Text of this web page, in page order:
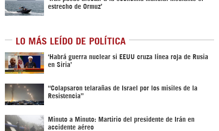
estrecho de Ormuz’
LO MÁS LEÍDO DE POLÍTICA
‎‘Habrá guerra nuclear si EEUU cruza línea roja de Rusia
en Siria’‎
“Colapsaron telarañas de Israel por los misiles de la
Resistencia”
Minuto a Minuto: Martirio del presidente de Irán en
accidente aéreo